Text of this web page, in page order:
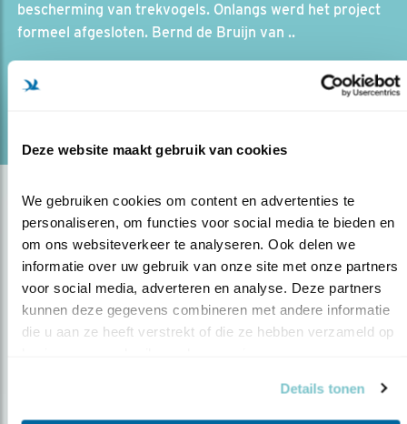
Deze website maakt gebruik van cookies
We gebruiken cookies om content en advertenties te
personaliseren, om functies voor social media te bieden en
om ons websiteverkeer te analyseren. Ook delen we
informatie over uw gebruik van onze site met onze partners
voor social media, adverteren en analyse. Deze partners
kunnen deze gegevens combineren met andere informatie
die u aan ze heeft verstrekt of die ze hebben verzameld op
Details tonen
bescherming van trekvogels. Onlangs werd het project
formeel afgesloten. Bernd de Bruijn van ..
Op de hoogte blijven?
over vogels en activiteiten van Vogelbescherming.